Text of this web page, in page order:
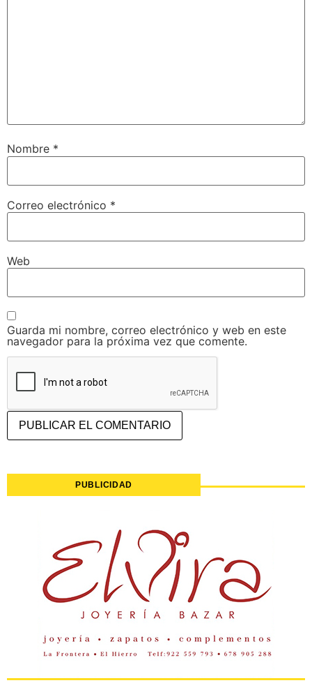
Nombre *
Correo electrónico *
Web
Guarda mi nombre, correo electrónico y web en este
navegador para la próxima vez que comente.
PUBLICIDAD